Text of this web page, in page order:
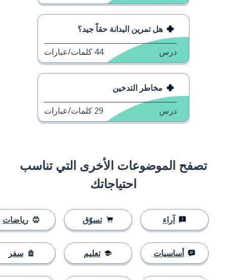
هل تمرين البدانة حقاً جيد؟
درس 44 كلمات/عبارات
مخاطر التدخين
درس 29 كلمات/عبارات
تصفح الموضوعات الأخرى التي تناسب
احتياجاتك
آراء
أساسيات
تسوّق
تعليم
رياضات
سفر